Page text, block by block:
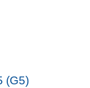
(G5)